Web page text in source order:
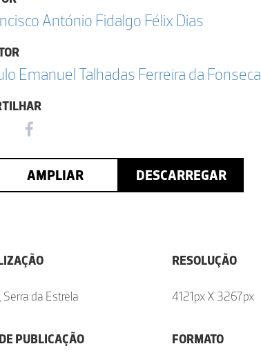
António Fidalgo Félix Dias
Emanuel Talhadas Ferreira da Fonseca
AMPLIAR DESCARREGAR
Serra da Estrela
PUBLICAÇÃO
RESOLUÇÃO
4121px X 3267px
FORMATO